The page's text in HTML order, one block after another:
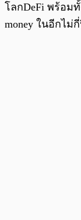
โลกDeFi พร้อม
money ในอีกไม่